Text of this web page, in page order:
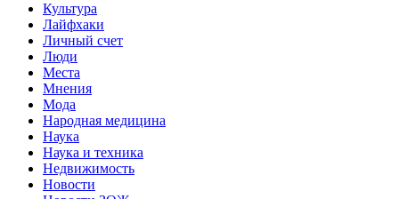
Культура
Лайфхаки
Личный счет
Люди
Места
Мнения
Мода
Народная медицина
Наука
Наука и техника
Недвижимость
Новости